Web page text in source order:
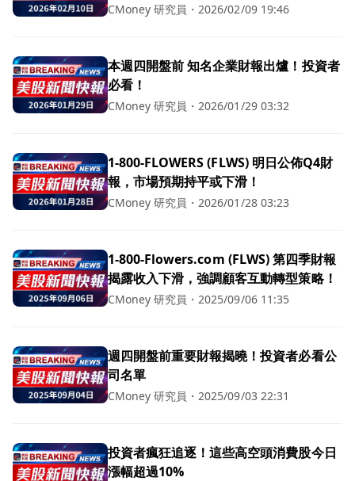
CMoney 研究員 ・ 2026/02/09 19:46
本週四開盤前 知名企業財報出爐！投資者
必看！
CMoney 研究員 ・ 2026/01/29 03:32
1-800-FLOWERS (FLWS) 明日公佈Q4財
報，市場預期持平或下滑！
CMoney 研究員 ・ 2026/01/28 03:23
1-800-Flowers.com (FLWS) 第四季財報
揭露收入下滑，強調顧客互動轉型策略！
CMoney 研究員 ・ 2025/09/06 11:35
週四開盤前重要財報揭曉！投資者必看公
司名單
CMoney 研究員 ・ 2025/09/03 22:31
投資者瘋狂追逐！這些高空頭消費股今日
漲幅超過10%